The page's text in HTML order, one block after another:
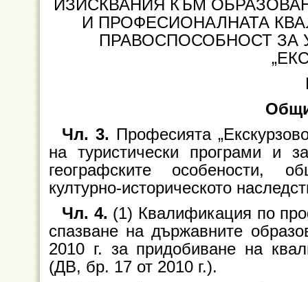
ИЗИСКВАНИЯ КЪМ
И ПРОФЕСИОНАЛНАТА
ПРАВОСПОСОБНОСТ ЗА
Чл. 3. Професията
на туристически програми и
географските особености,
културно-историческото
Чл. 4. (1) Квалификация по
спазване на държавните
2010 г. за придобиване на
(ДВ, бр. 17 от 2010 г.).